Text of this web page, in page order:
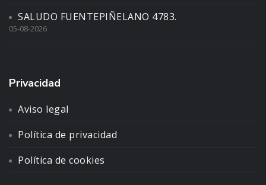
SALUDO FUENTEPIÑELANO 4783.
05-08-2026
Privacidad
Aviso legal
Política de privacidad
Política de cookies